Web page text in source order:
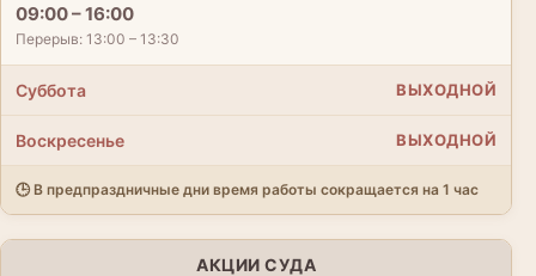
09:00 – 16:00
Перерыв: 13:00 – 13:30
Суббота ВЫХОДНОЙ
Воскресенье ВЫХОДНОЙ
🕒 В предпраздничные дни время работы сокращается на 1 час
АКЦИИ СУДА